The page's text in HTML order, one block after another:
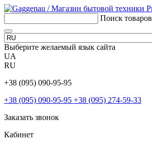
Поиск товаров
Выберите желаемый язык сайта
UA
RU
+38 (095) 090-95-95
+38 (095) 090-95-95 +38 (095) 274-59-33
Заказать звонок
Кабинет